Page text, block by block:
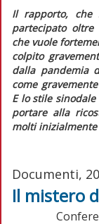
Il rapporto, che
partecipato oltre
che vuole
colpito
dalla pandemia
come
E lo stile
portare alla
molti
Documenti,
Il mistero